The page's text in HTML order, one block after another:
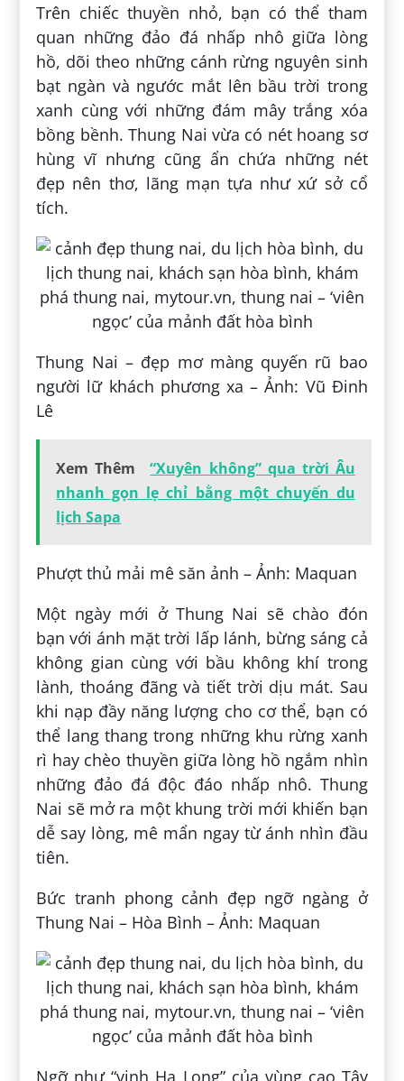
Trên chiếc thuyền nhỏ, bạn có thể tham
quan những đảo đá nhấp nhô giữa lòng
hồ, dõi theo những cánh rừng nguyên sinh
bạt ngàn và ngước mắt lên bầu trời trong
xanh cùng với những đám mây trắng xóa
bồng bềnh. Thung Nai vừa có nét hoang sơ
hùng vĩ nhưng cũng ẩn chứa những nét
đẹp nên thơ, lãng mạn tựa như xứ sở cổ
tích.
Thung Nai – đẹp mơ màng quyến rũ bao
người lữ khách phương xa – Ảnh: Vũ Đinh
Lê
Xem Thêm
“Xuyên không” qua trời Âu
nhanh gọn lẹ chỉ bằng một chuyến du
lịch Sapa
Phượt thủ mải mê săn ảnh – Ảnh: Maquan
Một ngày mới ở Thung Nai sẽ chào đón
bạn với ánh mặt trời lấp lánh, bừng sáng cả
không gian cùng với bầu không khí trong
lành, thoáng đãng và tiết trời dịu mát. Sau
khi nạp đầy năng lượng cho cơ thể, bạn có
thể lang thang trong những khu rừng xanh
rì hay chèo thuyền giữa lòng hồ ngắm nhìn
những đảo đá độc đáo nhấp nhô. Thung
Nai sẽ mở ra một khung trời mới khiến bạn
dễ say lòng, mê mẩn ngay từ ánh nhìn đầu
tiên.
Bức tranh phong cảnh đẹp ngỡ ngàng ở
Thung Nai – Hòa Bình – Ảnh: Maquan
Ngỡ như “vịnh Hạ Long” của vùng cao Tây